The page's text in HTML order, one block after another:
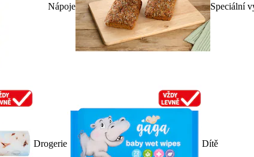
Nápoje Speciální
Drogerie Dítě